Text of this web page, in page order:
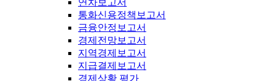
연차보고서
통화신용정책보고서
금융안정보고서
경제전망보고서
지역경제보고서
지급결제보고서
경제상황 평가